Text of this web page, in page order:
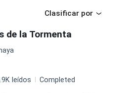
Clasificar por
de la Tormenta
leídos Completed